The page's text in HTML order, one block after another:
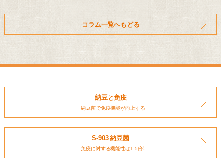
コラム一覧へもどる
納豆と免疫
納豆菌で免疫機能が向上する
S-903 納豆菌
免疫に対する機能性は1.5倍！